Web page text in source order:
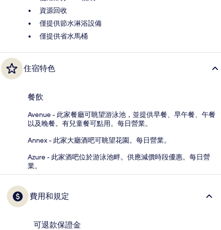
資源回收
僅提供節水淋浴設備
僅提供省水馬桶
住宿特色
餐飲
Avenue - 此家餐廳可眺望游泳池，並提供早餐、早午餐、午餐
以及晚餐。有兒童餐可點用。每日營業。
Annex - 此家大廳酒吧可眺望花園。每日營業。
Azure - 此家酒吧位於游泳池畔。供應減價時段優惠。每日營
業。
費用和規定
可退款保證金